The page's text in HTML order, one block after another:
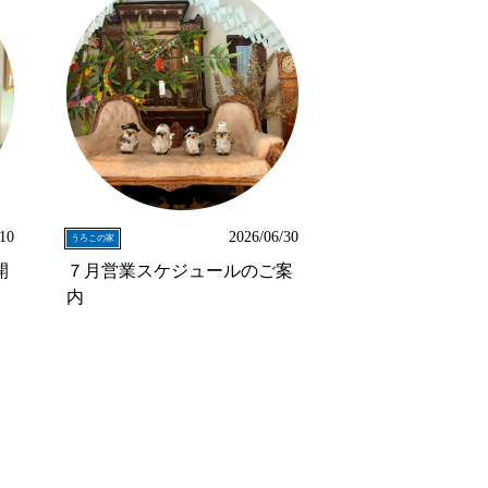
うろこの家 2026/06/30
７月営業スケジュールのご案
内